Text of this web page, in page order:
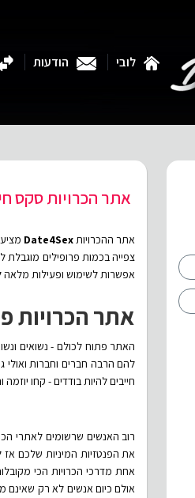
לובי הודעות
אתר הכרויות סקס
אתר ההכרויותDate4Sex
אפשרות לשימוש ופעילות מלאה למשך 24
אתר הכרויות
האתר פתוח לכולם - נשואים
להם הרבה חברים וחברות ואולי
חייבים להיות בודדים - קחו יוזמה והירשמו לאתר
רוב האנשים שרשומים לאתרי
את הפנטזיות המיניות שלכם אז
אחת מדרכי הכרויות הכי
אולם כיום אנשים לא רק שאינם